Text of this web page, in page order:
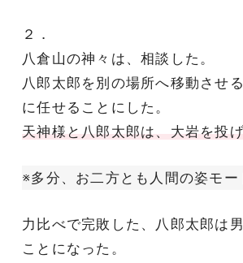
２．
八倉山の神々は、相談した。
八郎太郎を別の場所へ移動させ
に任せることにした。
天神様と八郎太郎は、大岩を投
※多分、お二方とも人間の姿モー
力比べで完敗した、八郎太郎は
ことになった。